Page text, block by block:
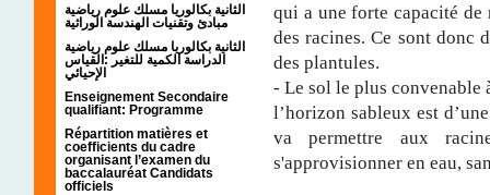
الثانية بكالوريا مسلك علوم رياضية
مبادئ وتقنيات الهندسة الوراثية
الثانية بكالوريا مسلك علوم رياضية
الدراسة الكمية للتغير :القياس
الإحيائي
Enseignement Secondaire
qualifiant: Programme
Répartition matières et
coefficients du cadre
organisant l’examen du
baccalauréat Candidats
officiels
qui a une forte capacité
des racines. Ce sont donc
des plantules.
- Le sol le plus convenable
l’horizon sableux est
va permettre aux
s'approvisionner en eau,